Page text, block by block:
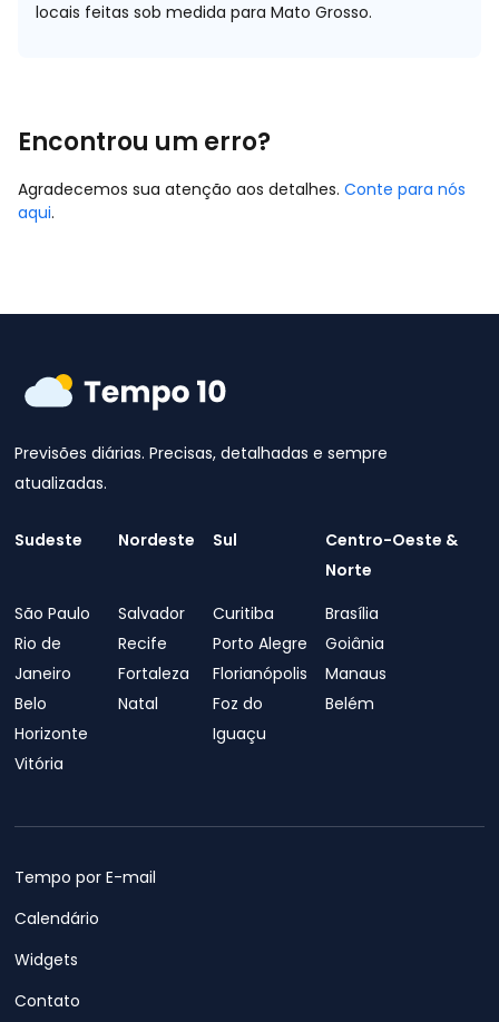
locais feitas sob medida para Mato Grosso.
Encontrou um erro?
Agradecemos sua atenção aos detalhes. Conte para nós
aqui.
Previsões diárias. Precisas, detalhadas e sempre
atualizadas.
Sudeste
São Paulo
Rio de
Janeiro
Belo
Horizonte
Vitória
Nordeste
Salvador
Recife
Fortaleza
Natal
Sul
Curitiba
Porto Alegre
Florianópolis
Foz do
Iguaçu
Centro-Oeste &
Norte
Brasília
Goiânia
Manaus
Belém
Tempo por E-mail
Calendário
Widgets
Contato